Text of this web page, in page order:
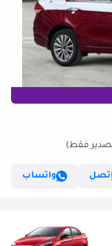
إتصل
واتساب